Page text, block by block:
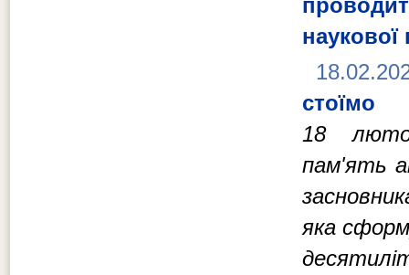
стоїмо
18
пам'ять
яка